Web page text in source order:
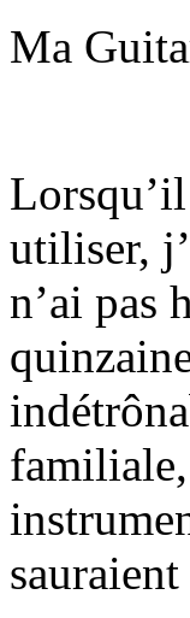
Ma
utiliser,
n’ai pas